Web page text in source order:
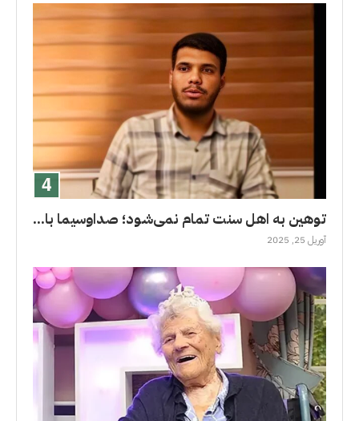
توهین به اهل سنت تمام نمی‌شود؛ صداوسیما با...
آوریل 25, 2025